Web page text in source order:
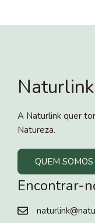
Naturlink
A Naturlink quer
Natureza.
QUEM SOMOS
Encontrar-